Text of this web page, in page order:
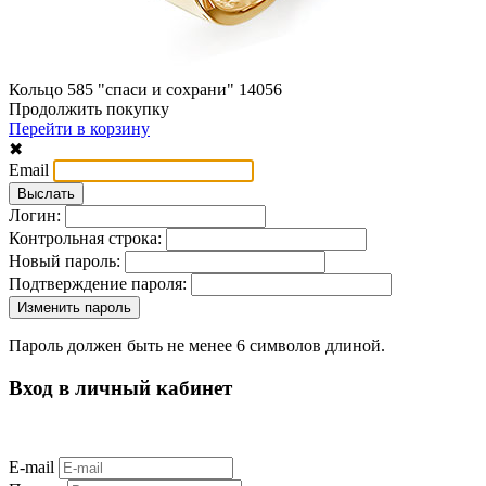
Кольцо 585 "спаси и сохрани" 14056
Продолжить покупку
Перейти в корзину
✖
Email
Логин:
Контрольная строка:
Новый пароль:
Подтверждение пароля:
Пароль должен быть не менее 6 символов длиной.
Вход в личный кабинет
E-mail